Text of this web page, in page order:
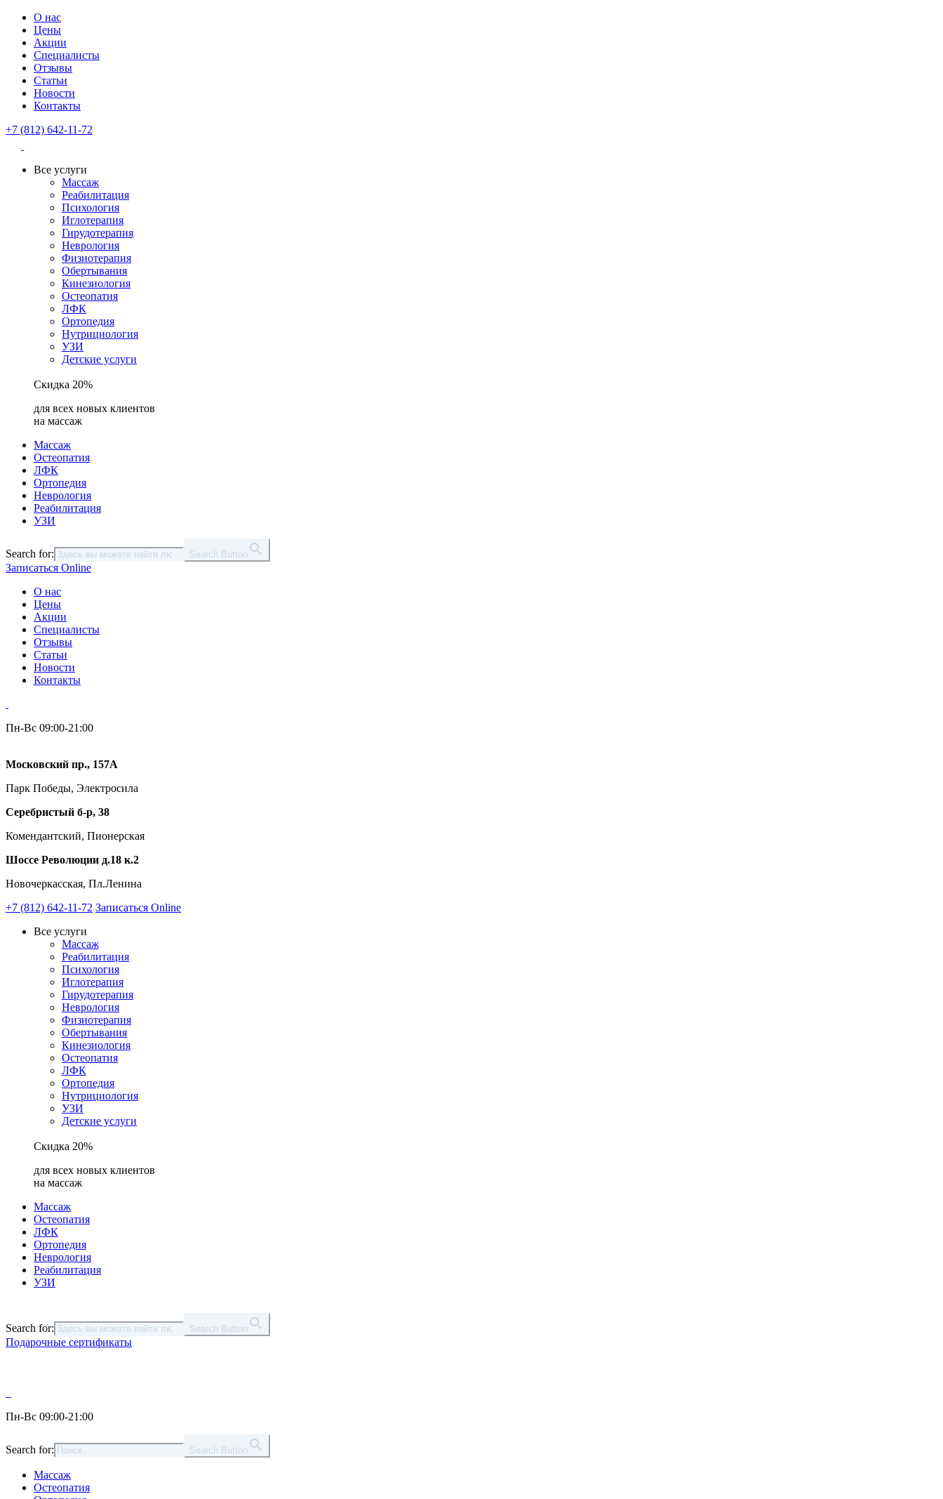
О нас
Цены
Акции
Специалисты
Отзывы
Статьи
Новости
Контакты
+7 (812) 642-11-72
Все услуги
Массаж
Реабилитация
Психология
Иглотерапия
Гирудотерапия
Неврология
Физиотерапия
Обертывания
Кинезиология
Остеопатия
ЛФК
Ортопедия
Нутрициология
УЗИ
Детские услуги
Скидка 20%
для всех новых клиентов
на массаж
Массаж
Остеопатия
ЛФК
Ортопедия
Неврология
Реабилитация
УЗИ
Search for: Search Button
Записаться Online
О нас
Цены
Акции
Специалисты
Отзывы
Статьи
Новости
Контакты
Пн-Вс 09:00-21:00
Московский пр., 157А
Парк Победы, Электросила
Серебристый б-р, 38
Комендантский, Пионерская
Шоссе Революции д.18 к.2
Новочеркасская, Пл.Ленина
+7 (812) 642-11-72 Записаться Online
Все услуги
Массаж
Реабилитация
Психология
Иглотерапия
Гирудотерапия
Неврология
Физиотерапия
Обертывания
Кинезиология
Остеопатия
ЛФК
Ортопедия
Нутрициология
УЗИ
Детские услуги
Скидка 20%
для всех новых клиентов
на массаж
Массаж
Остеопатия
ЛФК
Ортопедия
Неврология
Реабилитация
УЗИ
Search for: Search Button
Подарочные сертификаты
Пн-Вс 09:00-21:00
Search for: Search Button
Массаж
Остеопатия